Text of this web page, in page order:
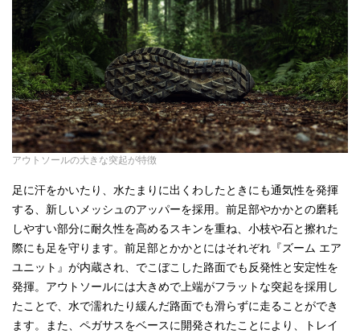
アウトソールの大きな突起が特徴
足に汗をかいたり、水たまりに出くわしたときにも通気性を発揮
する、新しいメッシュのアッパーを採用。前足部やかかとの磨耗
しやすい部分に耐久性を高めるスキンを重ね、小枝や石と擦れた
際にも足を守ります。前足部とかかとにはそれぞれ『ズーム エア
ユニット』が内蔵され、でこぼこした路面でも反発性と安定性を
発揮。アウトソールには大きめで上端がフラットな突起を採用し
たことで、水で濡れたり緩んだ路面でも滑らずに走ることができ
ます。また、ペガサスをベースに開発されたことにより、トレイ